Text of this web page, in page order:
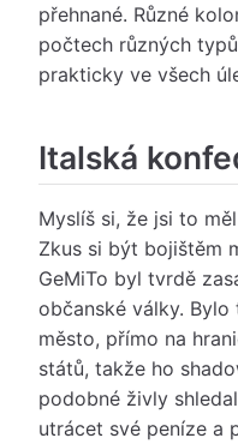
přehnané. Různé
počtech různých
prakticky ve všech
Italská
Myslíš si, že jsi to
Zkus si být bojištěm
GeMiTo byl tvrdě
občanské války.
město, přímo na
států, takže ho
podobné živly
utrácet své peníze a